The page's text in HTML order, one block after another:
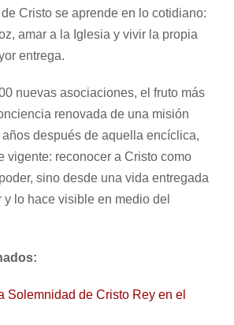
Cristo se aprende en lo cotidiano:
amar a la Iglesia y vivir la propia
entrega.
nuevas asociaciones, el fruto más
renovada de una misión
después de aquella encíclica,
vigente: reconocer a Cristo como
sino desde una vida entregada
lo hace visible en medio del
Solemnidad de Cristo Rey en el